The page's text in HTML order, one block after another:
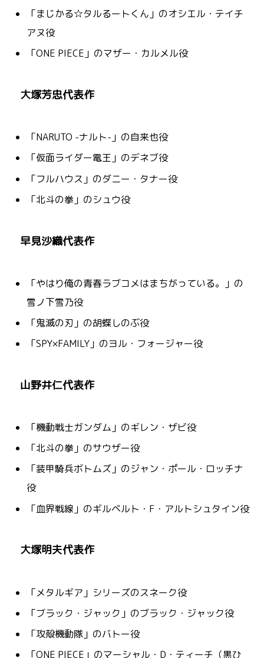
「まじかる☆タルるートくん」のオシエル・テイチ
アヌ役
「ONE PIECE」のマザー・カルメル役
大塚芳忠代表作
「NARUTO -ナルト-」の自来也役
「仮面ライダー電王」のデネブ役
「フルハウス」のダニー・タナー役
「北斗の拳」のシュウ役
早見沙織代表作
「やはり俺の青春ラブコメはまちがっている。」の
雪ノ下雪乃役
「鬼滅の刃」の胡蝶しのぶ役
「SPY×FAMILY」のヨル・フォージャー役
山野井仁代表作
「機動戦士ガンダム」のギレン・ザビ役
「北斗の拳」のサウザー役
「装甲騎兵ボトムズ」のジャン・ポール・ロッチナ
役
「血界戦線」のギルベルト・F・アルトシュタイン役
大塚明夫代表作
「メタルギア」シリーズのスネーク役
「ブラック・ジャック」のブラック・ジャック役
「攻殻機動隊」のバトー役
「ONE PIECE」のマーシャル・D・ティーチ（黒ひ